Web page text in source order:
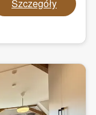
Szczegóły